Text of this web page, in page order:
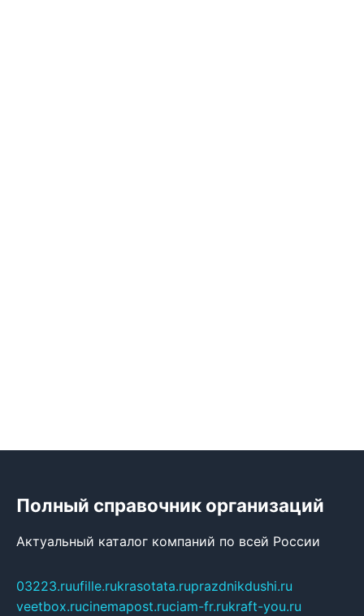
Полный справочник организаций
Актуальный каталог компаний по всей России
03223.ruufille.rukrasotata.ruprazdnikdushi.ru
veetbox.rucinemapost.ruciam-fr.rukraft-you.ru